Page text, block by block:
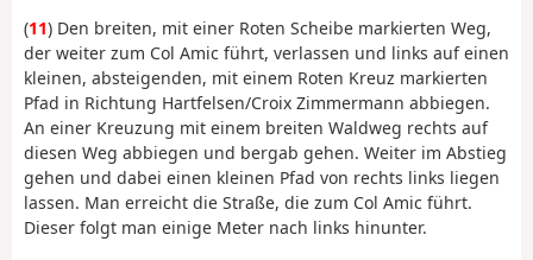
(11) Den breiten, mit einer Roten Scheibe markierten Weg,
der weiter zum Col Amic führt, verlassen und links auf einen
kleinen, absteigenden, mit einem Roten Kreuz markierten
Pfad in Richtung Hartfelsen/Croix Zimmermann abbiegen.
An einer Kreuzung mit einem breiten Waldweg rechts auf
diesen Weg abbiegen und bergab gehen. Weiter im Abstieg
gehen und dabei einen kleinen Pfad von rechts links liegen
lassen. Man erreicht die Straße, die zum Col Amic führt.
Dieser folgt man einige Meter nach links hinunter.